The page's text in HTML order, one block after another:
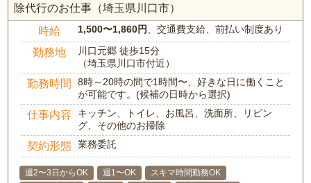
除代行のお仕事（埼玉県川口市）
時給 1,500〜1,860円 、交通費支給、前払い制度あり
勤務地
川口元郷 徒歩15分
（埼玉県川口市付近）
勤務時間
8時～20時の間で1時間〜、好きな日に働くこと
が可能です。(候補の日時から選択)
仕事内容
キッチン、トイレ、お風呂、洗面所、リビン
グ、その他のお掃除
契約形態 業務委託
週2〜3日からOK 週1〜OK
スキマ時間勤務OK